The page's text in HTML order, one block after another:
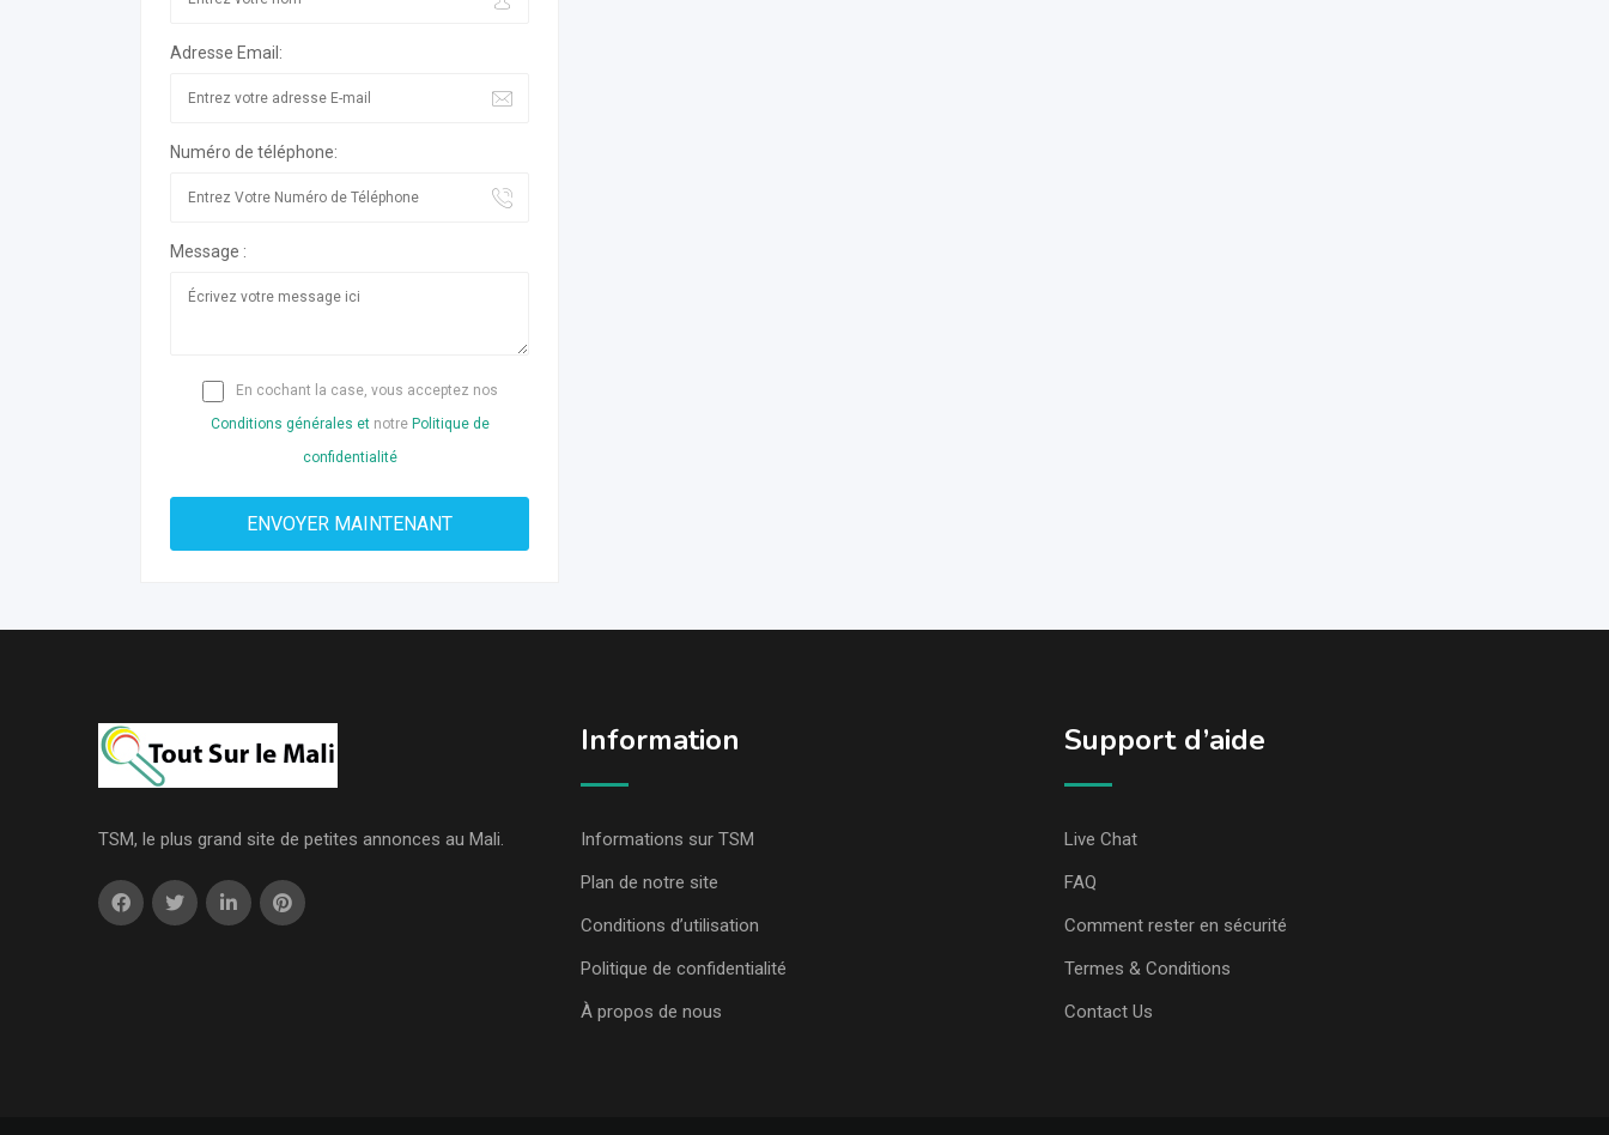
Adresse Email:
Numéro de téléphone:
Message :
En cochant la case, vous acceptez nos
Conditions générales etnotre Politique de
confidentialité
TSM, le plus grand site de petites annonces au Mali.
Information
Informations sur TSM
Plan de notre site
Conditions d’utilisation
Politique de confidentialité
À propos de nous
Support d’aide
Live Chat
FAQ
Comment rester en sécurité
Termes & Conditions
Contact Us